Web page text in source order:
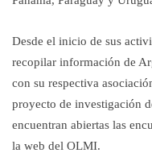
Desde el inicio de sus
recopilar información de
con su respectiva
proyecto de investigación
encuentran abiertas las
la web del OLMI.